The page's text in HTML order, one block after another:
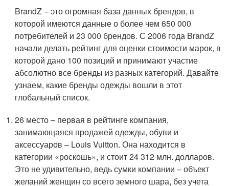
BrandZ – это огромная база данных брендов, в
которой имеются данные о более чем 650 000
потребителей и 23 000 брендов. С 2006 года BrandZ
начали делать рейтинг для оценки стоимости марок, в
которой дано 100 позиций и принимают участие
абсолютно все бренды из разных категорий. Давайте
узнаем, какие бренды одежды вошли в этот
глобальный список.
26 место – первая в рейтинге компания,
занимающаяся продажей одежды, обуви и
аксессуаров – Louis Vuitton. Она находится в
категории «роскошь», и стоит 24 312 млн. долларов.
Это не удивительно, ведь сумки компании – объект
желаний женщин со всего земного шара, без учета